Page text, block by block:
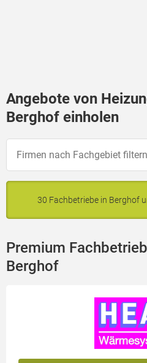
Angebote von
Berghof einholen
30 Fachbetriebe in Berghof
Premium
Berghof